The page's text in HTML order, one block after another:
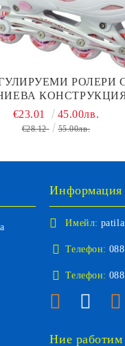
РОЛЕРИ
КОНСТРУКЦИЯ
38
€23.01 45.00лв.
€28.12 55.00лв.
Информация
Имейл:
Телефон:
Телефон:
Ние работим